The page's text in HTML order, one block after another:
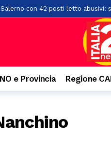
con 42 posti letto abusivi:
cantautore della schiena dritta e
oltre 2mila articoli nel
Denunciato 63enne: ha acceso il
a Pontecagnano: un
bollino nero sulla A2 e sulle
feriti gli occupanti
e Provincia Regione